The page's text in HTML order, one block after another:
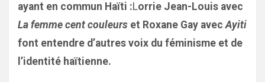
ayant en commun Haïti :Lorrie Jean-Louis avec
La femme cent couleurs et Roxane Gay avecAyiti
font entendre d’autres voix du féminisme et de
l’identité haïtienne.